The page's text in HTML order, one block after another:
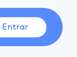
Entrar